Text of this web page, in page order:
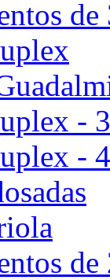
-
-